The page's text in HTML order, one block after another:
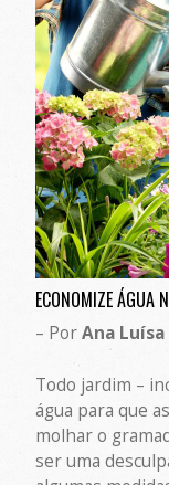
ECONOMIZE ÁGUA
– PorAna
Todo jardim –
água para que
molhar o
ser uma